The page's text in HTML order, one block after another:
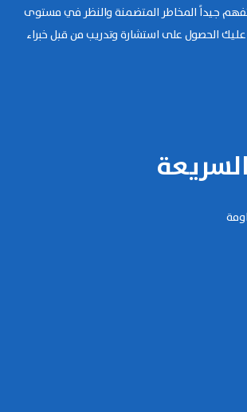
جيداً المخاطر المتضمنة والنظر في مستوى
عليك الحصول على استشارة وتدريب من قبل خبراء